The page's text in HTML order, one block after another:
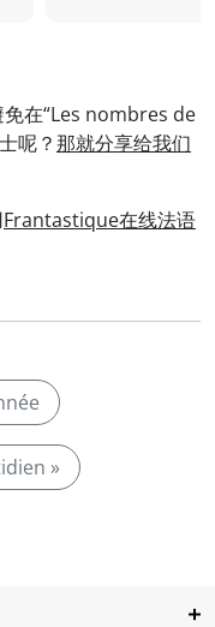
在“Les nombres de
呢？那就分享给我们
Frantastique在线法语
»